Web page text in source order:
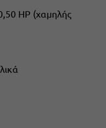
ΗΡ (χαμηλής